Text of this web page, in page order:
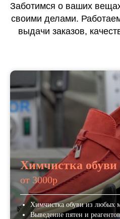
Заботимся о ваших
своими делами.
выдачи заказов,
Химчистка обуви
от 3000р
Химчистка обуви из любых
Выведение пятен и реагентов